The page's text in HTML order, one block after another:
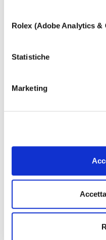
di cookie autorizzare (di
Nell’ipotesi in cui le
non è possibile garantire
Per saperne di più, o
Rolex (Adobe Analytics &
Statistiche
Marketing
Anello con